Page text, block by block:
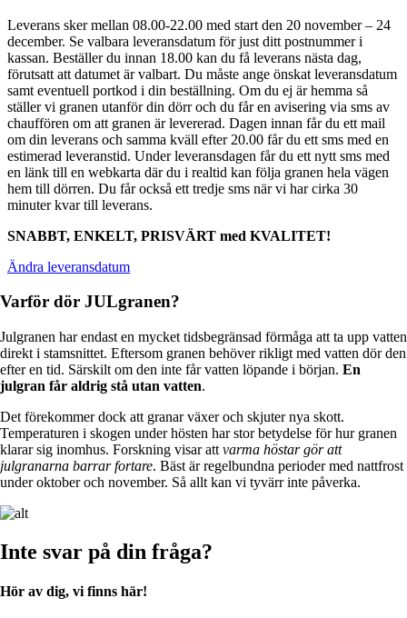
Leverans sker mellan 08.00-22.00 med start den 20 november – 24
december. Se valbara leveransdatum för just ditt postnummer i
kassan. Beställer du innan 18.00 kan du få leverans nästa dag,
förutsatt att datumet är valbart. Du måste ange önskat leveransdatum
samt eventuell portkod i din beställning. Om du ej är hemma så
ställer vi granen utanför din dörr och du får en avisering via sms av
chauffören om att granen är levererad. Dagen innan får du ett mail
om din leverans och samma kväll efter 20.00 får du ett sms med en
estimerad leveranstid. Under leveransdagen får du ett nytt sms med
en länk till en webkarta där du i realtid kan följa granen hela vägen
hem till dörren. Du får också ett tredje sms när vi har cirka 30
minuter kvar till leverans.
SNABBT, ENKELT, PRISVÄRT med KVALITET!
Ändra leveransdatum
Varför dör JULgranen?
Julgranen har endast en mycket tidsbegränsad förmåga att ta upp vatten
direkt i stamsnittet. Eftersom granen behöver rikligt med vatten dör den
efter en tid. Särskilt om den inte får vatten löpande i början. En
julgran får aldrig stå utan vatten.
Det förekommer dock att granar växer och skjuter nya skott.
Temperaturen i skogen under hösten har stor betydelse för hur granen
klarar sig inomhus. Forskning visar att varma höstar gör att
julgranarna barrar fortare. Bäst är regelbundna perioder med nattfrost
under oktober och november. Så allt kan vi tyvärr inte påverka.
Inte svar på din fråga?
Hör av dig, vi finns här!